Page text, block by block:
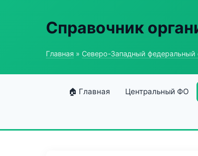
Справочник
Главная » Северо-Западный федеральный
🏠 Главная Центральный ФО